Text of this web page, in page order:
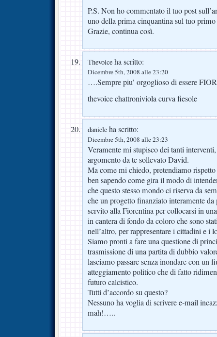
P.S. Non ho commentato il tuo post
uno della prima cinquantina sul tuo
Grazie, continua così.
Thevoice ha scritto:
Dicembre 5th, 2008 alle 23:20
….Sempre piu’ orgoglioso di essere
thevoice chattroniviola curva fiesole
daniele ha scritto:
Dicembre 5th, 2008 alle 23:23
Veramente mi stupisco dei tanti
argomento da te sollevato David.
Ma come mi chiedo, pretendiamo
ben sapendo come gira il modo di
che questo stesso mondo ci riserva da
che un progetto finanziato interamente da
servito alla Fiorentina per collocarsi in
in cantera di fondo da coloro che sono
nell’altro, per rappresentare i cittadini e i
Siamo pronti a fare una questione di
trasmissione di una partita di dubbio
lasciamo passare senza inondare con un
atteggiamento politico che di fatto
futuro calcistico.
Tutti d’accordo su questo?
Nessuno ha voglia di scrivere e-mail
mah!…..